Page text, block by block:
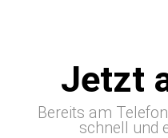
Jetzt
Bereits am
schnell und